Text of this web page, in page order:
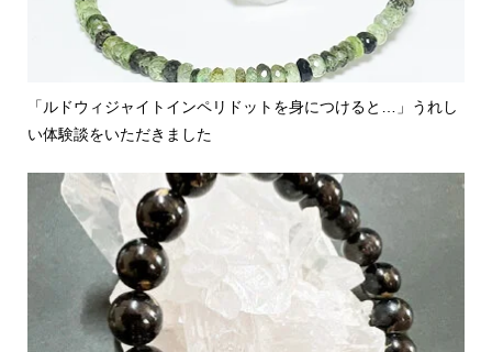
「ルドウィジャイトインペリドットを身につけると…」うれし
い体験談をいただきました